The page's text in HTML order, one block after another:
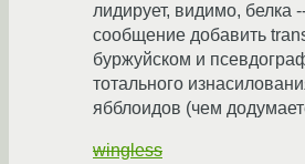
лидирует, видимо, белка
сообщение добавить
буржуйском и
тотального
ябблоидов (чем
wingless